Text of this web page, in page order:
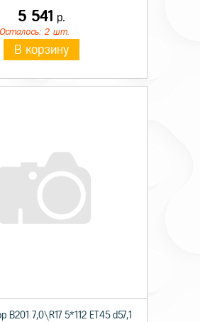
5 541 р.
Осталось: 2 шт.
В корзину
В201 7,0\R17 5*112 ET45 d57,1